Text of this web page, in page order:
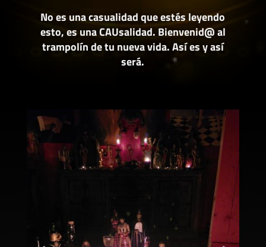
No es una casualidad que estés leyendo
esto, es una CAUsalidad. Bienvenid@ al
trampolín de tu nueva vida. Así es y así
será.